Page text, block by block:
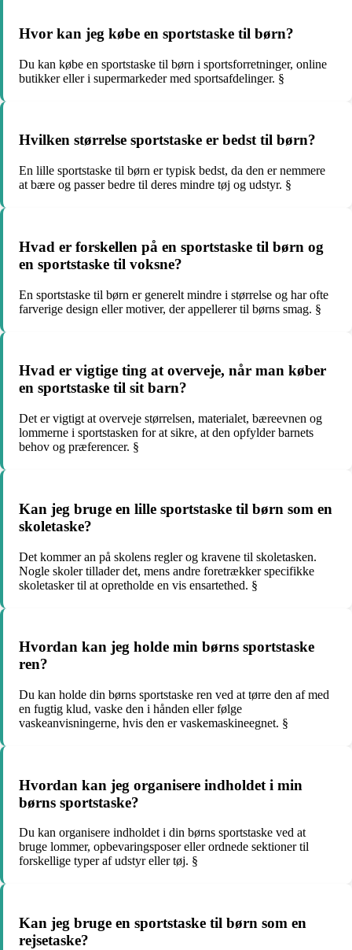
Hvor kan jeg købe en sportstaske til børn?
Du kan købe en sportstaske til børn i sportsforretninger, online
butikker eller i supermarkeder med sportsafdelinger. §
Hvilken størrelse sportstaske er bedst til børn?
En lille sportstaske til børn er typisk bedst, da den er nemmere
at bære og passer bedre til deres mindre tøj og udstyr. §
Hvad er forskellen på en sportstaske til børn og
en sportstaske til voksne?
En sportstaske til børn er generelt mindre i størrelse og har ofte
farverige design eller motiver, der appellerer til børns smag. §
Hvad er vigtige ting at overveje, når man køber
en sportstaske til sit barn?
Det er vigtigt at overveje størrelsen, materialet, bæreevnen og
lommerne i sportstasken for at sikre, at den opfylder barnets
behov og præferencer. §
Kan jeg bruge en lille sportstaske til børn som en
skoletaske?
Det kommer an på skolens regler og kravene til skoletasken.
Nogle skoler tillader det, mens andre foretrækker specifikke
skoletasker til at opretholde en vis ensartethed. §
Hvordan kan jeg holde min børns sportstaske
ren?
Du kan holde din børns sportstaske ren ved at tørre den af med
en fugtig klud, vaske den i hånden eller følge
vaskeanvisningerne, hvis den er vaskemaskineegnet. §
Hvordan kan jeg organisere indholdet i min
børns sportstaske?
Du kan organisere indholdet i din børns sportstaske ved at
bruge lommer, opbevaringsposer eller ordnede sektioner til
forskellige typer af udstyr eller tøj. §
Kan jeg bruge en sportstaske til børn som en
rejsetaske?